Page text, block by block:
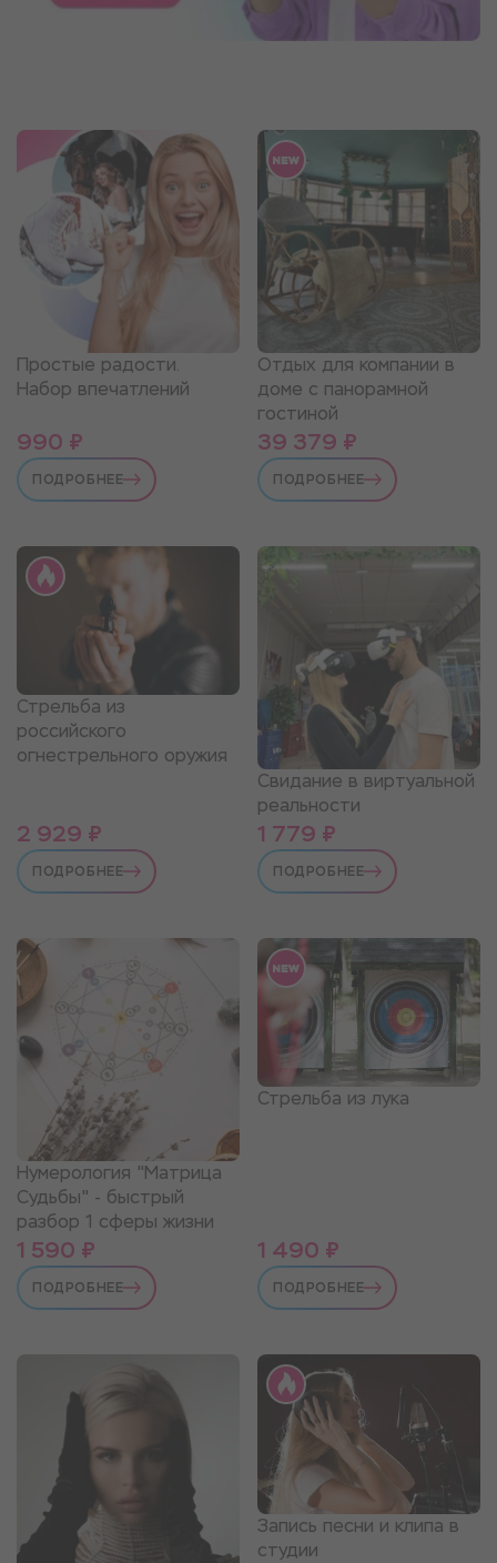
Простые радости.
Набор впечатлений
990 ₽
ПОДРОБНЕЕ
Отдых для компании в
доме с панорамной
гостиной
39 379 ₽
ПОДРОБНЕЕ
Стрельба из
российского
огнестрельного оружия
2 929 ₽
ПОДРОБНЕЕ
Свидание в виртуальной
реальности
1 779 ₽
ПОДРОБНЕЕ
Нумерология "Матрица
Судьбы" - быстрый
разбор 1 сферы жизни
1 590 ₽
ПОДРОБНЕЕ
Стрельба из лука
1 490 ₽
ПОДРОБНЕЕ
Запись песни и клипа в
студии